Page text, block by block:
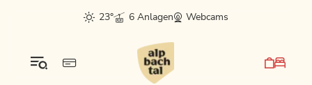
sr.skip-to.main-content
sr.skip-to.table-of-contents
sr.skip-to.main-navigation
23°
6 Anlagen Webcams